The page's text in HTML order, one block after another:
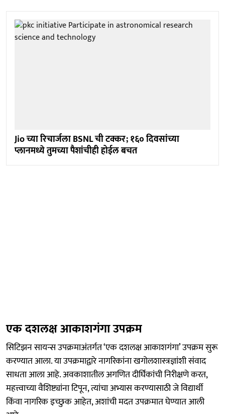
Jio च्या रिचार्जला BSNL ची टक्कर; १६० दिवसांच्या
प्लानमध्ये तुमच्या पैशांचीही होईल बचत
एक दशलक्ष आकाशगंगा उपक्रम
सिटिझन सायन्स उपक्रमाअंतर्गत ‘एक दशलक्ष आकाशगंगा’ उपक्रम सुरू
करण्यात आला. या उपक्रमाद्वारे नागरिकांना खगोलशास्त्रज्ञांशी संवाद
साधता आला आहे. अवकाशातील अगणित दीर्घिकांची निरीक्षणे करत,
महत्त्वाच्या वैशिष्ट्यांना टिपून, त्यांचा अभ्यास करण्यासाठी जे विद्यार्थी
किंवा नागरिक इच्छुक आहेत, अशांची मदत उपक्रमात घेण्यात आली